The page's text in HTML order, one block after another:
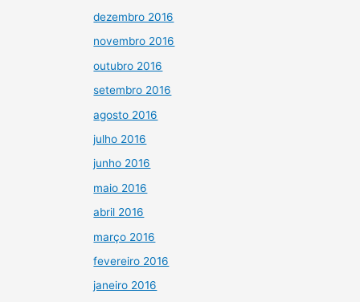
dezembro 2016
novembro 2016
outubro 2016
setembro 2016
agosto 2016
julho 2016
junho 2016
maio 2016
abril 2016
março 2016
fevereiro 2016
janeiro 2016